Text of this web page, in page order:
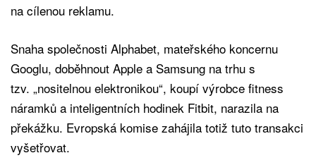
na cílenou reklamu.
Snaha společnosti Alphabet, mateřského koncernu
Googlu, doběhnout Apple a Samsung na trhu s
tzv. „nositelnou elektronikou“, koupí výrobce fitness
náramků a inteligentních hodinek Fitbit, ​​narazila na
překážku. Evropská komise zahájila totiž tuto transakci
vyšetřovat.